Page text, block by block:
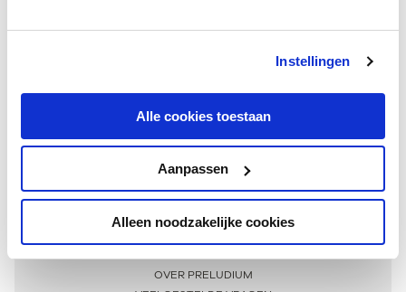
Instellingen
Alle cookies toestaan
Aanpassen
Alleen noodzakelijke cookies
Meer informatie
OVER PRELUDIUM